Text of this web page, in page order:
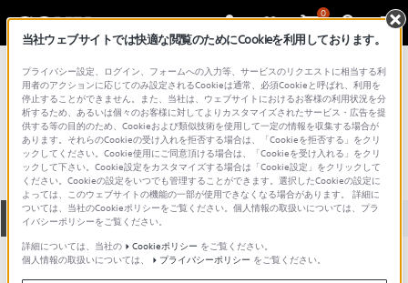
0
総合サポート・お問い合わせ プロフェッショナル／業務用
CAC-11
全て ダウンロード 取扱説明書 Q&A
ダウンロード
当社ウェブサイトでは快適な閲覧のためにCookieを利用しております。
プライバシー設定、ログイン、フォームへの入力等、サービスのリクエストに相当する利
用者のアクションに応じてのみ設定されるCookieは通常、必須Cookieと呼ばれ、利用を
停止することができません。また、当社は、ウェブサイトにおけるお客様の利用状況を分
析するため、あるいは個々のお客様に対してよりカスタマイズされたサービス・広告を提
供する等の目的のため、Cookieおよび類似技術を使用して一定の情報を収集する場合が
あります。それらのCookieの受け入れを拒否する場合は、「Cookieを拒否する」をクリ
ックしてください。Cookie使用にご同意頂ける場合は、「Cookieを受け入れる」をクリ
ックして下さい。Cookie設定をカスタマイズする場合は「Cookie設定」をクリックして
ください。Cookieの設定をいつでも管理することができます。選択したCookieの設定に
よっては、このウェブサイトの機能の一部が使用できなくなる場合があります。 詳細に
ついては、当社のCookieポリシーをご覧ください。個人情報の取扱いについては、プラ
イバシーポリシーをご覧ください。
詳細については、当社の
Cookieポリシー をご覧ください。
個人情報の取扱いについては、
プライバシーポリシー をご覧ください。